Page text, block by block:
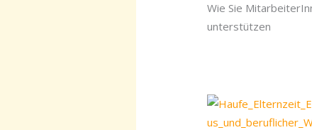
Wie Sie
unterstützen